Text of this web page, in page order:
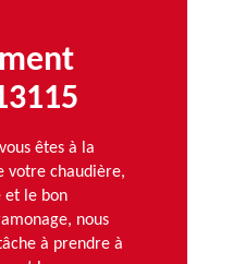
êtes à la
votre chaudière,
et le bon
nous
à prendre à